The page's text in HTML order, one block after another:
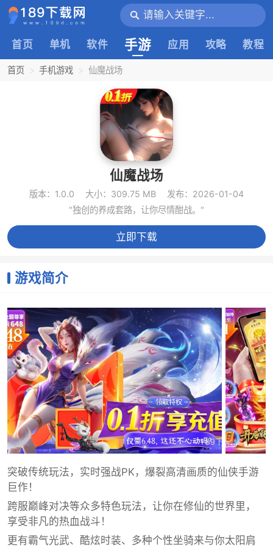
首页 单机 软件 手游 应用 攻略 教程
首页 手机游戏 仙魔战场
仙魔战场
版本：1.0.0 大小：309.75 MB
发布：2026-01-04
"独创的养成套路，让你尽情酣战。"
立即下载
游戏简介
突破传统玩法，实时强战PK，爆裂高清画质的仙侠手游
巨作！
跨服巅峰对决等众多特色玩法，让你在修仙的世界里，
享受非凡的热血战斗！
更有霸气光武、酷炫时装、多种个性坐骑来与你太阳肩